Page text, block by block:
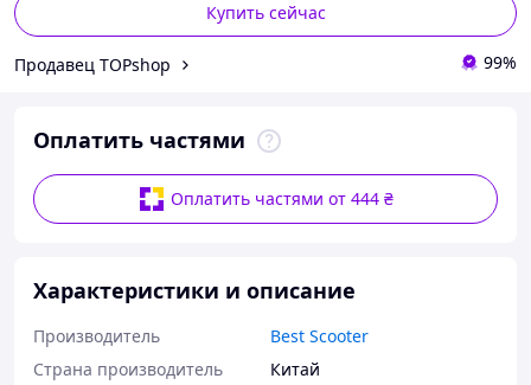
Купить сейчас
Продавец TOPshop 99%
Оплатить частями
Оплатить частями от 444 ₴
Характеристики и описание
Производитель
Best Scooter
Страна производитель
Китай